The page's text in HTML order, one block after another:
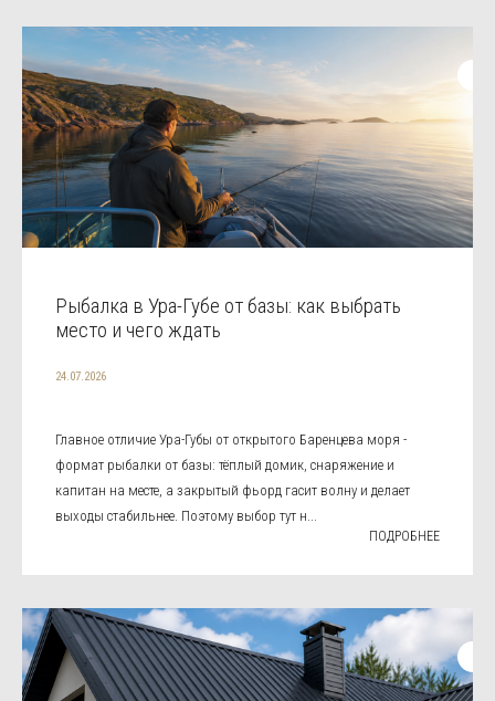
Рыбалка в Ура-Губе от базы: как выбрать
место и чего ждать
24.07.2026
Главное отличие Ура-Губы от открытого Баренцева моря -
формат рыбалки от базы: тёплый домик, снаряжение и
капитан на месте, а закрытый фьорд гасит волну и делает
выходы стабильнее. Поэтому выбор тут н...
ПОДРОБНЕЕ